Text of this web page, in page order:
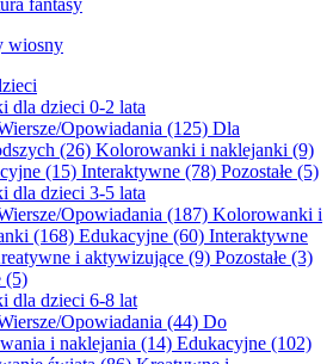
fantasy
dla dzieci 0-2 lata
Opowiadania (125) Dla
(26) Kolorowanki i naklejanki (9)
(15) Interaktywne (78) Pozostałe (5)
dla dzieci 3-5 lata
Opowiadania (187) Kolorowanki i
(168) Edukacyjne (60) Interaktywne
i aktywizujące (9) Pozostałe (3)
(5)
dla dzieci 6-8 lat
Opowiadania (44) Do
i naklejania (14) Edukacyjne (102)